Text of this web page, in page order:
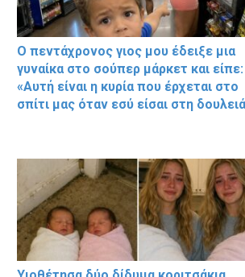
Ο πεντάχρονος γιος μου έδειξε μια
γυναίκα στο σούπερ μάρκετ και είπε:
«Αυτή είναι η κυρία που έρχεται στο
σπίτι μας όταν εσύ είσαι στη